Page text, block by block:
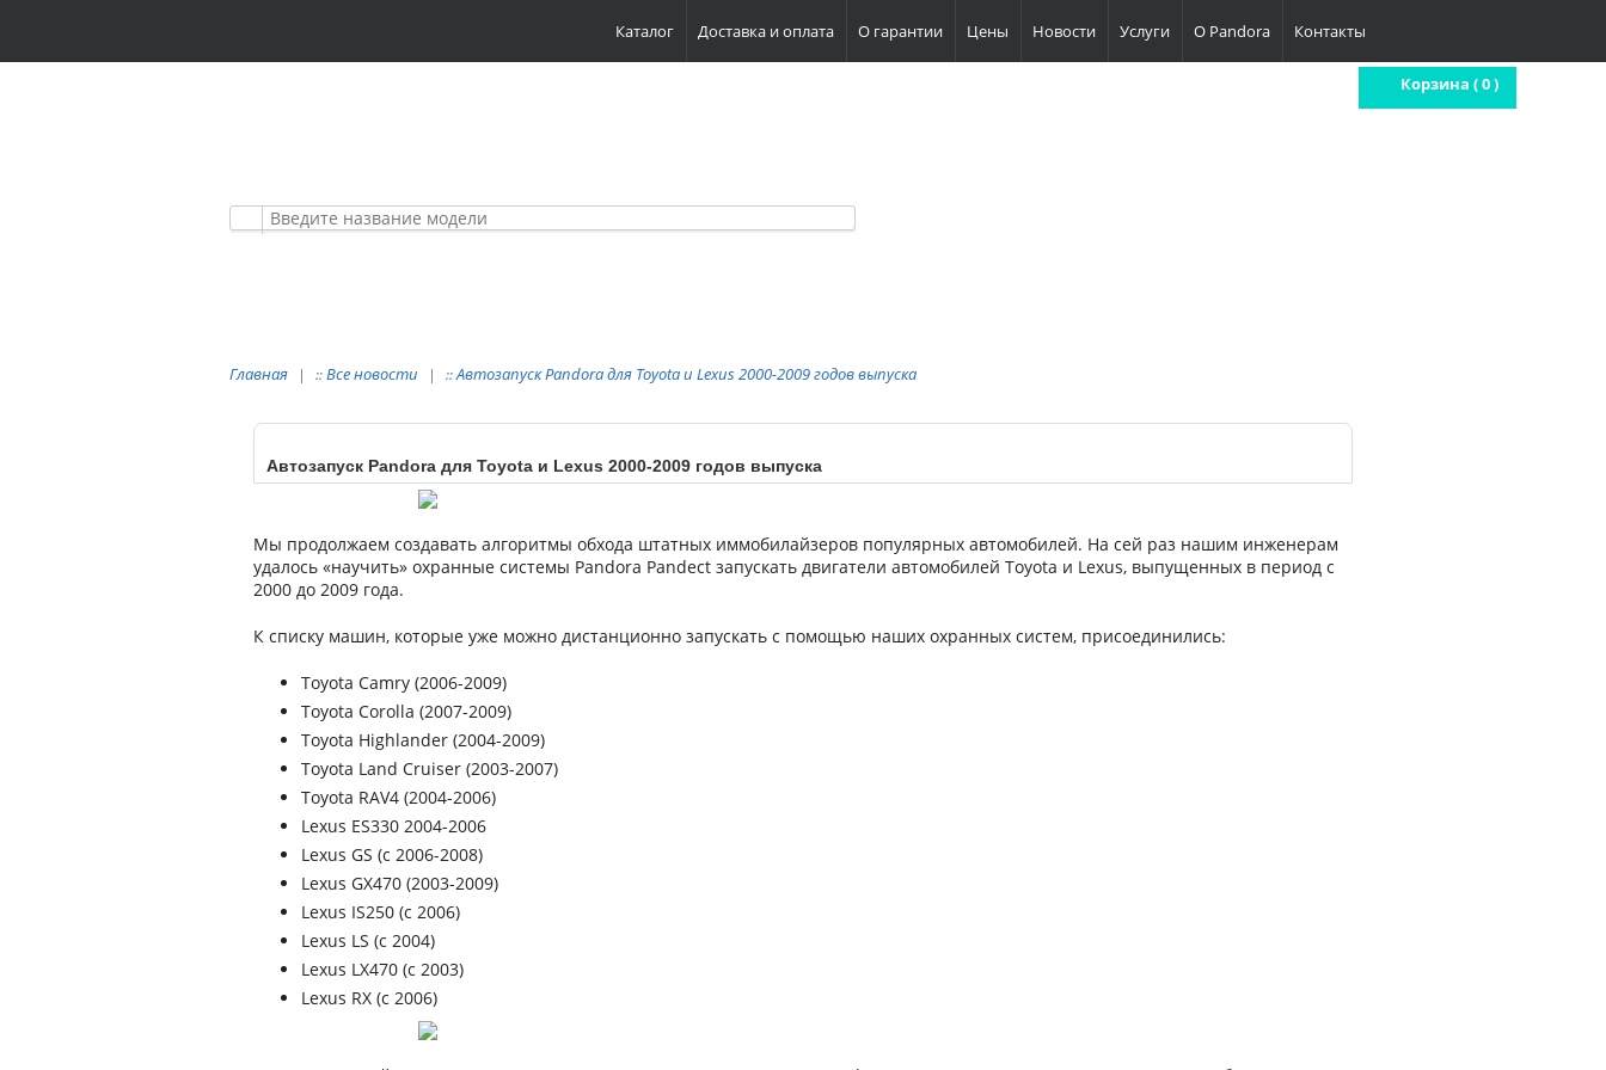
Каталог Доставка и оплата О гарантии Цены Новости Услуги О Pandora Контакты
Корзина (0)
Главная ::Все новости ::Автозапуск Pandora для Toyota и Lexus 2000-2009 годов выпуска
Автозапуск Pandora для Toyota и Lexus 2000-2009 годов выпуска
Мы продолжаем создавать алгоритмы обхода штатных иммобилайзеров популярных автомобилей. На сей раз нашим инженерам
удалось «научить» охранные системы Pandora Pandect запускать двигатели автомобилей Toyota и Lexus, выпущенных в период с
2000 до 2009 года.
К списку машин, которые уже можно дистанционно запускать с помощью наших охранных систем, присоединились:
Toyota Camry (2006-2009)
Toyota Corolla (2007-2009)
Toyota Highlander (2004-2009)
Toyota Land Cruiser (2003-2007)
Toyota RAV4 (2004-2006)
Lexus ES330 2004-2006
Lexus GS (с 2006-2008)
Lexus GX470 (2003-2009)
Lexus IS250 (c 2006)
Lexus LS (c 2004)
Lexus LX470 (c 2003)
Lexus RX (c 2006)